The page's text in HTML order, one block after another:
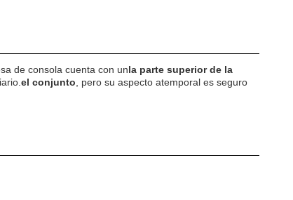
Entrance Console
de consola cuenta con unla parte superior de la
el conjunto , pero su aspecto atemporal es seguro